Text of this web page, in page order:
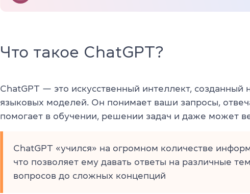
Что такое ChatGPT?
ChatGPT — это искусственный интеллект, созданный
языковых моделей. Он понимает ваши запросы,
помогает в обучении, решении задач и даже может
ChatGPT «учился» на огромном количестве
что позволяет ему давать ответы на различные
вопросов до сложных концепций